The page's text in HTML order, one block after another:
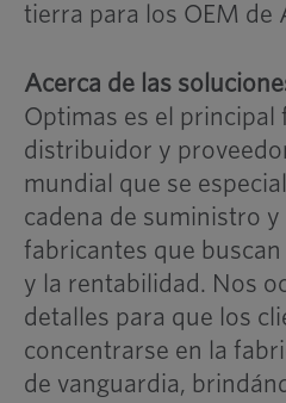
tierra para los OEM de
Acerca de las
Optimas es el
distribuidor y
mundial que se
cadena de suministro
fabricantes que
y la rentabilidad. Nos
detalles para que los
concentrarse en la
de vanguardia,